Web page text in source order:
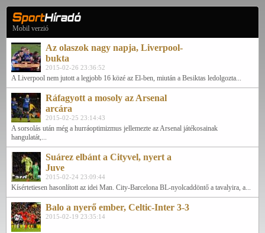
Mobil verzió
Az olaszok nagy napja, Liverpool-
bukta
2015-02-26 23:36:52
A Liverpool nem jutott a legjobb 16 közé az El-ben, miután a Besiktas ledolgozta...
Ráfagyott a mosoly az Arsenal
arcára
2015-02-25 23:14:43
A sorsolás után még a hurráoptimizmus jellemezte az Arsenal játékosainak
hangulatát,...
Suárez elbánt a Cityvel, nyert a
Juve
2015-02-24 23:09:44
Kísértetiesen hasonlított az idei Man. City-Barcelona BL-nyolcaddöntő a tavalyira, a...
Balo a nyerő ember, Celtic-Inter 3-3
2015-02-19 23:35:14